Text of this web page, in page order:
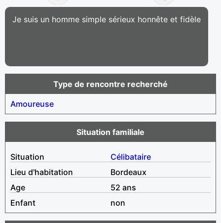
Je suis un homme simple sérieux honnête et fidèle
Type de rencontre recherché
Amoureuse
Situation familiale
Situation
Célibataire
Lieu d'habitation
Bordeaux
Age
52 ans
Enfant
non